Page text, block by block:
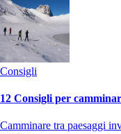
Consigli
12 Consigli per
Camminare tra paesaggi